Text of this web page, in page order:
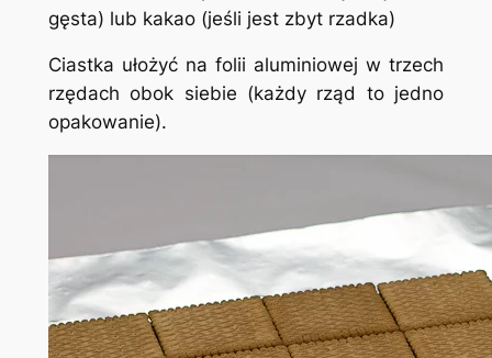
gęsta) lub kakao (jeśli jest zbyt rzadka)
Ciastka ułożyć na folii aluminiowej w trzech
rzędach obok siebie (każdy rząd to jedno
opakowanie).